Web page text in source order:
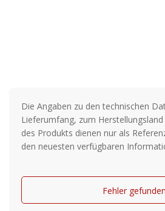
Die Angaben zu den technischen
Lieferumfang, zum
des Produkts dienen nur als
den neuesten verfügbaren
Fehler